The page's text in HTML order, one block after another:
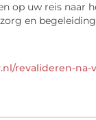
op uw reis naar
en
revalideren-na-